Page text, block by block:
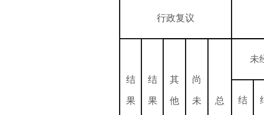
行政复议
结
果
结
果
其
他
尚
未 总
未
结